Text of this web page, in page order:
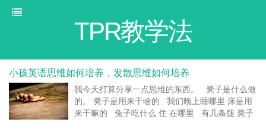
TPR教学法
小孩英语思维如何培养，发散思维如何培养
我今天打算分享一点思维的东西。 凳子是什么做
的。 凳子是用来干啥的 我们晚上睡哪里 床是用
来干嘛的 兔子吃什么 住 在哪里 有几条腿 凳子